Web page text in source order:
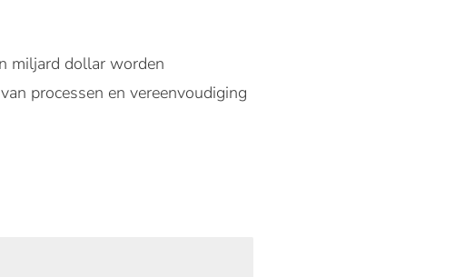
miljard dollar worden
processen en vereenvoudiging